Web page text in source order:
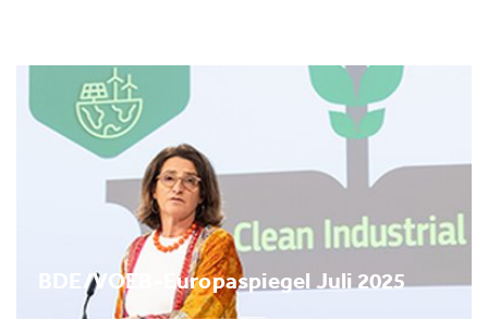
BDE/VOEB-Europaspiegel Juli 2025